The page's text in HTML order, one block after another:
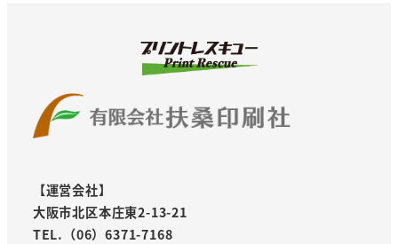
【運営会社】
大阪市北区本庄東2-13-21
TEL.（06）6371-7168